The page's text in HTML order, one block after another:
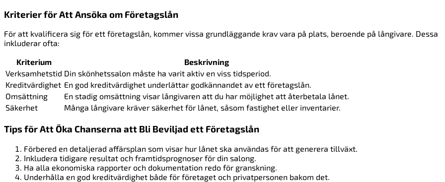
Kriterier för Att Ansöka om Företagslån
För att kvalificera sig för ett företagslån, kommer vissa grundläggande krav vara på plats, beroende på långivare. Dessa
inkluderar ofta:
Kriterium
Beskrivning
Verksamhetstid Din skönhetssalon måste ha varit aktiv en viss tidsperiod.
Kreditvärdighet En god kreditvärdighet underlättar godkännandet av ett företagslån.
Omsättning
En stadig omsättning visar långivaren att du har möjlighet att återbetala lånet.
Säkerhet
Många långivare kräver säkerhet för lånet, såsom fastighet eller inventarier.
Tips för Att Öka Chanserna att Bli Beviljad ett Företagslån
Förbered en detaljerad affärsplan som visar hur lånet ska användas för att generera tillväxt.
Inkludera tidigare resultat och framtidsprognoser för din salong.
Ha alla ekonomiska rapporter och dokumentation redo för granskning.
Underhålla en god kreditvärdighet både för företaget och privatpersonen bakom det.